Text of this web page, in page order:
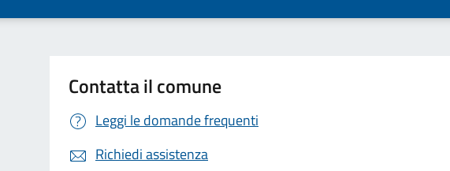
Contatta il comune
Leggi le domande frequenti
Richiedi assistenza